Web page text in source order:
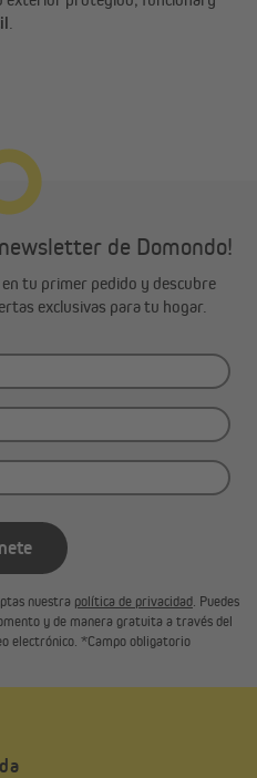
de Domondo!
tu primer pedido y descubre
exclusivas para tu hogar.
nuestra política de privacidad . Puedes
y de manera gratuita a través del
electrónico. *Campo obligatorio